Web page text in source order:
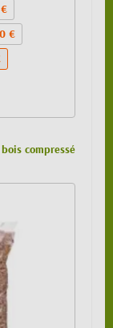
€
compressé